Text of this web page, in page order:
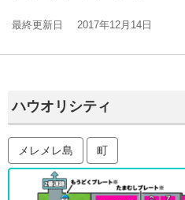
最終更新日 2017年12月14日
ハウオリシティ
メレメレ島 町